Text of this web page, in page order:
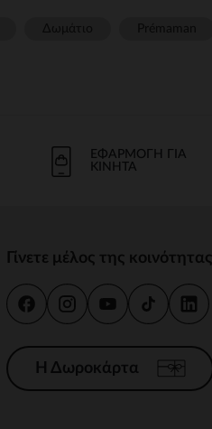
ΕΦΑΡΜΟΓΉ ΓΙΑ
ΚΙΝΗΤΆ
Γίνετε μέλος της κοινότητας
Η Δωροκάρτα